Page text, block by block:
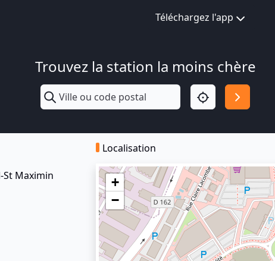
Téléchargez l'app
Trouvez la station la moins chère
Maximin
Localisation
+
−